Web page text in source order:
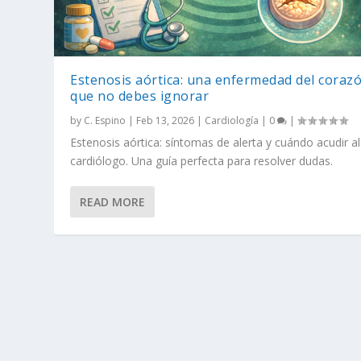
Estenosis aórtica: una enfermedad del
que no debes ignorar
by C. Espino Feb 13, 2026 Cardiología 0 |
Estenosis aórtica: síntomas de alerta y cuándo acudir al
cardiólogo. Una guía perfecta para resolver dudas.
READ MORE